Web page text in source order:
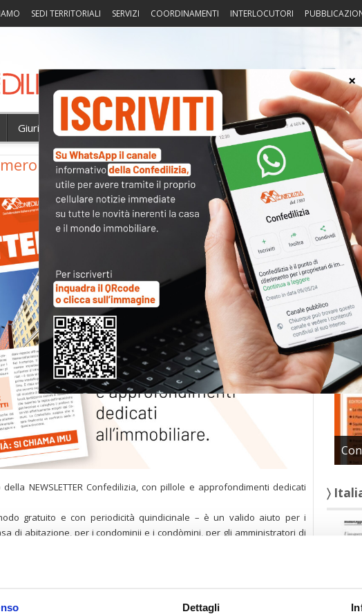
Dettagli
SEDI TERRITORIALI SERVIZI COORDINAMENTI INTERLOCUTORI
Giurisprudenza Fisco Portierato Intorno alla casa
12/26 della NEWSLETTER
NEWSLETTER Confedilizia, con pillole e approfondimenti dedicati
gratuito e con periodicità quindicinale – è un valido aiuto per i
di abitazione, per i condominii e i condòmini, per gli amministratori di
e per tutti coloro che hanno a che fare con gli immobili.
(n. 12/2026)
〉
〉
〉